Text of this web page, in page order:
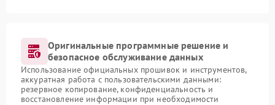
Оригинальные программные решение и
безопасное обслуживание данных
Использование официальных прошивок и инструментов,
аккуратная работа с пользовательскими данными:
резервное копирование, конфиденциальность и
восстановление информации при необходимости